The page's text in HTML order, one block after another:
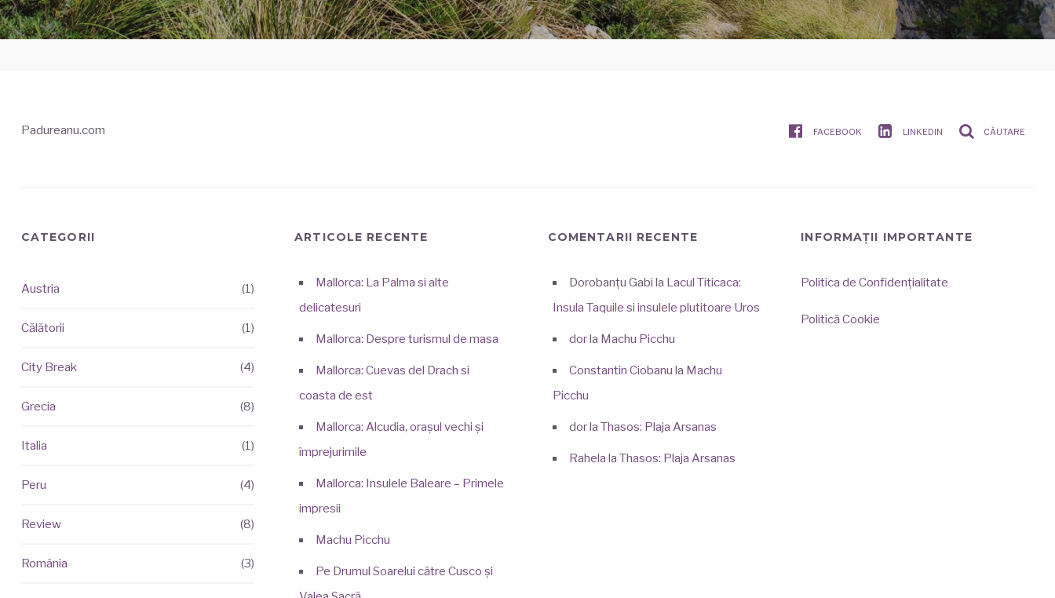
Padureanu.com FACEBOOK LINKEDIN CĂUTARE
CATEGORII
Austria (1)
Călătorii (1)
City Break (4)
Grecia (8)
Italia (1)
Peru (4)
Review (8)
România (3)
ARTICOLE RECENTE
Mallorca: La Palma si alte
delicatesuri
Mallorca: Despre turismul de masa
Mallorca: Cuevas del Drach si
coasta de est
Mallorca: Alcudia, orașul vechi și
împrejurimile
Mallorca: Insulele Baleare – Primele
impresii
Machu Picchu
Pe Drumul Soarelui către Cusco și
COMENTARII RECENTE
Dorobanțu Gabi la Lacul Titicaca:
Insula Taquile si insulele plutitoare Uros
dorla Machu Picchu
Constantin Ciobanu la Machu
Picchu
dorla Thasos: Plaja Arsanas
Rahela la Thasos: Plaja Arsanas
INFORMAȚII IMPORTANTE
Politica de Confidențialitate
Politică Cookie